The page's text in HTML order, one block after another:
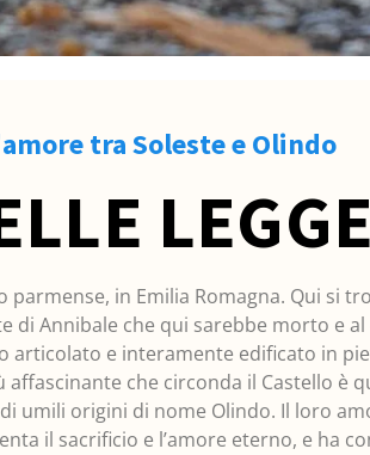
tra Soleste e Olindo
in Emilia Romagna. Qui si
di Annibale che qui sarebbe morto e
articolato e interamente edificato in
che circonda il Castello è
umili origini di nome Olindo. Il loro
il sacrificio e l’amore eterno, e ha